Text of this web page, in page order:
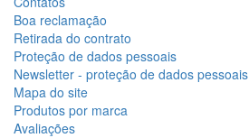
Boa reclamação
Retirada do contrato
Proteção de dados pessoais
Newsletter - proteção de dados pessoais
Mapa do site
Produtos por marca
Avaliações